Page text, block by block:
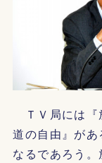
ＴＶ局には『
道の自由』が
なるであろう